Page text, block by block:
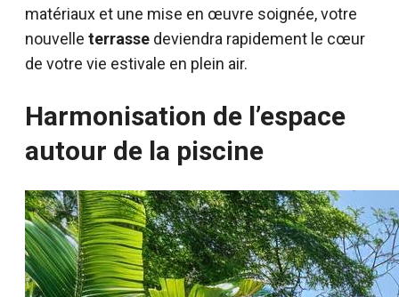
matériaux et une mise en œuvre soignée, votre
nouvelle terrasse deviendra rapidement le cœur
de votre vie estivale en plein air.
Harmonisation de l’espace
autour de la piscine